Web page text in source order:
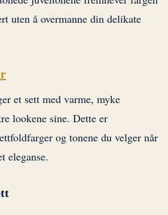
uten å overmanne din delikate
et sett med varme, myke
lookene sine. Dette er
og tonene du velger når
eleganse.